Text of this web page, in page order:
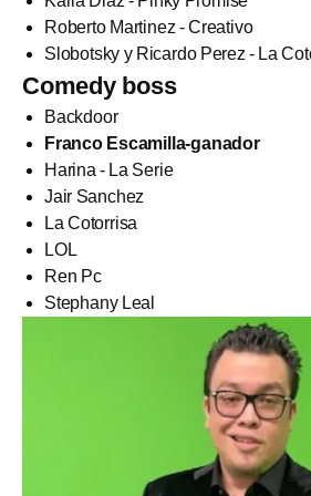
Roberto Martinez - Creativo
Slobotsky y Ricardo Perez - La
Comedy boss
Backdoor
Franco Escamilla-ganador
Harina - La Serie
Jair Sanchez
La Cotorrisa
LOL
Ren Pc
Stephany Leal